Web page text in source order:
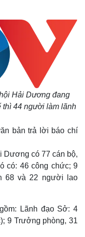
Hải Dương đang
thì 44 người làm lãnh
bản trả lời báo chí
Dương có 77 cán bộ,
có: 46 công chức; 9
68 và 22 người lao
Lãnh đạo Sở: 4
9 Trưởng phòng, 31